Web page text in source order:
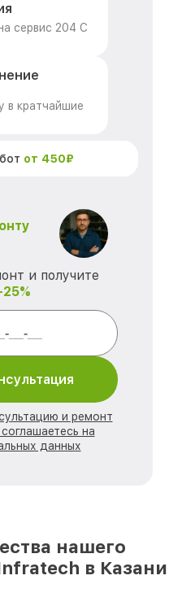
сервис 204 С
в кратчайшие
от 450₽
и получите
и ремонт
на
данных
нашего
в Казани